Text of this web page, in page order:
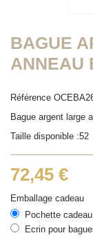
BAGUE
ANNEAU
Référence
Bague argent large
Taille disponible :52
72,45 €
Emballage cadeau
Pochette cadeau
Ecrin pour